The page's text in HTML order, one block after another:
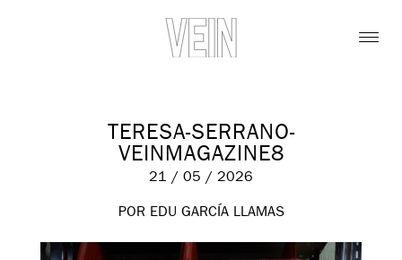
TERESA-SERRANO-
VEINMAGAZINE8
21 / 05 / 2026
POR EDU GARCÍA LLAMAS